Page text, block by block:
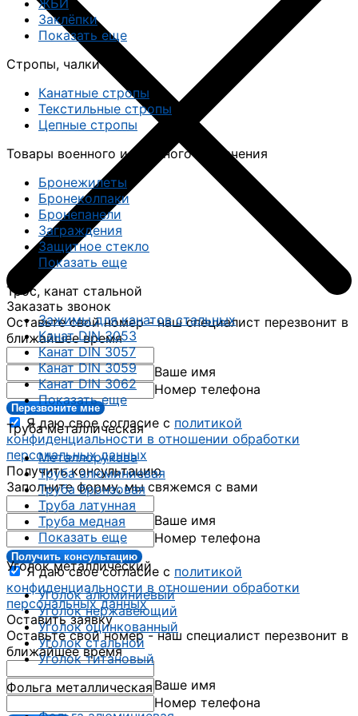
ЖБИ
Заклёпки
Показать еще
Стропы, чалки
Канатные стропы
Текстильные стропы
Цепные стропы
Товары военного и двойного назначения
Бронежилеты
Бронеколпаки
Бронепанели
Заграждения
Защитное стекло
Показать еще
Трос, канат стальной
Зажимы для канатов стальных
Канат DIN 3053
Канат DIN 3057
Канат DIN 3059
Канат DIN 3062
Показать еще
Труба металлическая
Металлорукава
Труба алюминиевая
Труба бронзовая
Труба латунная
Труба медная
Показать еще
Уголок металлический
Уголок алюминиевый
Уголок нержавеющий
Уголок оцинкованный
Уголок стальной
Уголок титановый
Фольга металлическая
Заказать звонок
Оставьте свой номер - наш специалист перезвонит в
ближайшее время
Ваше имя
Номер телефона
Перезвоните мне
Я даю свое согласие с политикой
конфиденциальности в отношении обработки
персональных данных
Получить консультацию
Заполните форму, мы свяжемся с вами
Ваше имя
Номер телефона
Получить консультацию
Я даю свое согласие с политикой
конфиденциальности в отношении обработки
персональных данных
Оставить заявку
Оставьте свой номер - наш специалист перезвонит в
ближайшее время
Ваше имя
Номер телефона